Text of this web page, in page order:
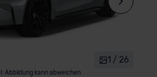
Abbildung kann abweichen
1 / 26